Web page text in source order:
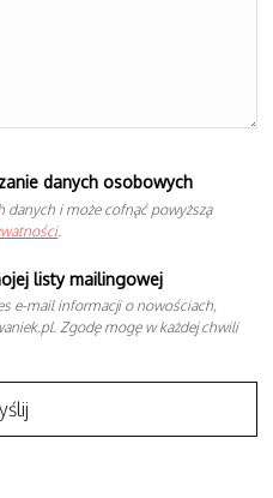
danych osobowych
danych i może cofnąć powyższą
.
listy mailingowej
e-mail informacji o nowościach,
Zgodę mogę w każdej chwili